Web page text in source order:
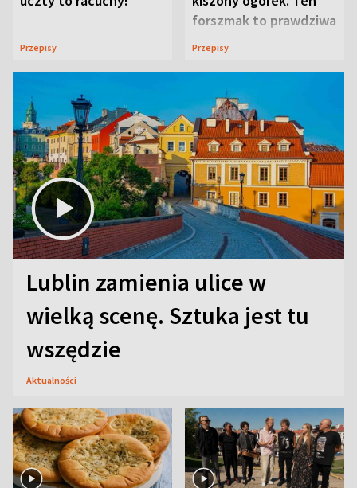
Przepisy
forszmak to prawdziwa
uczta
Przepisy
Lublin zamienia ulice w
wielką scenę. Sztuka jest tu
wszędzie
Aktualności